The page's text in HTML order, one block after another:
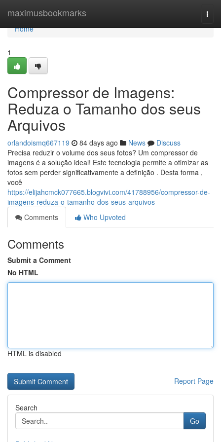
maximusbookmarks
Home
Home
1
Compressor de Imagens:
Reduza o Tamanho dos seus
Arquivos
orlandoismq667119 84 days ago News
Discuss
Precisa reduzir o volume dos seus fotos? Um compressor de
imagens é a solução ideal! Este tecnologia permite a otimizar as
fotos sem perder significativamente a definição . Desta forma ,
você
https://elijahcmck077665.blogvivi.com/41788956/compressor-de-
imagens-reduza-o-tamanho-dos-seus-arquivos
Comments
Who Upvoted
Comments
Submit a Comment
No HTML
HTML is disabled
Report Page
Search
Go